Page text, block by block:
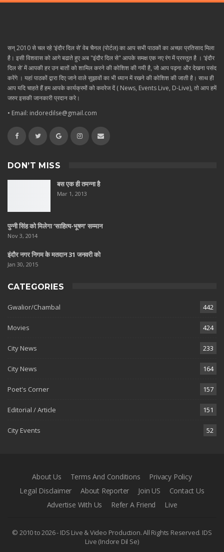
सन् 2010 से चल रहे ‘इंदौर दिल से’ वेब चैनल (पोर्टल) का आप सभी पाठकों का अच्छा प्रतिसाद मिला
है। इसी विशवास को आगे बढाते हुए अब "इंदौर दिल से" आपके समक्ष एक नए रंग में प्रस्तुत है । ‘इंदौर
दिल से’ में आपकी हर उन बातों को शामिल करने की कोशिश की गयी है, जो आप पढ़ना और देखना पसंद
करेंगे । यहां पाठकों द्वारा दिए जाने वाले सुझावों का भी ध्यान में रखने की कोशिश की जाती है। साथ ही
आप यदि चाहते हैं हम आपके कार्यक्रमों को कवरेज दें ( News, Events Live, D-Live), तो आप हमें
जरुर इसकी जानकारी प्रदान करे।
• Email: indoredilse@gmail.com
DON’T MISS
बस एक ही तमन्ना है
Mar 1, 2013
पुन्नी सिंह को मिलेगा ‘साहित्य-भूषण’ सम्मान
Nov 3, 2014
इंदौर नगर निगम के मतदान 31 जनवरी को
Jan 30, 2015
CATEGORIES
Gwalior/Chambal 442
Movies 424
City News 233
City News 164
Poet's Corner 157
Editorial / Article 151
City Events 52
About Us Terms And Conditions
Privacy Policy
Legal Disclaimer
About Reporter Join US
Contact Us
Advertise With Us
Refer A Friend Live
© 2010 to 2026 - IDS Live & Video Production. All Rights Reserved. IDS
Live (Indore Dil Se)